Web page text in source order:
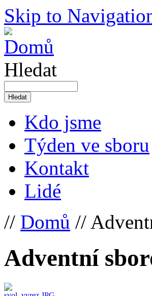
Skip to
Hledat
Kdo jsme
Týden ve sboru
Kontakt
Lidé
// Domů //
Adventní